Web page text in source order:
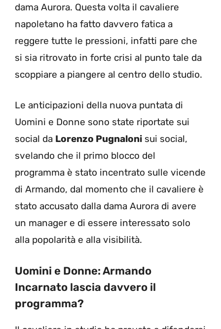
dama Aurora. Questa volta il cavaliere
napoletano ha fatto davvero fatica a
reggere tutte le pressioni, infatti pare che
si sia ritrovato in forte crisi al punto tale da
scoppiare a piangere al centro dello studio.
Le anticipazioni della nuova puntata di
Uomini e Donne sono state riportate sui
social da Lorenzo Pugnaloni sui social,
svelando che il primo blocco del
programma è stato incentrato sulle vicende
di Armando, dal momento che il cavaliere è
stato accusato dalla dama Aurora di avere
un manager e di essere interessato solo
alla popolarità e alla visibilità.
Uomini e Donne: Armando
Incarnato lascia davvero il
programma?